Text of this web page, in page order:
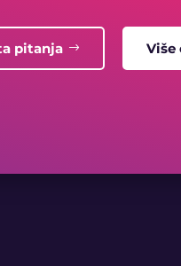
pitanja Više